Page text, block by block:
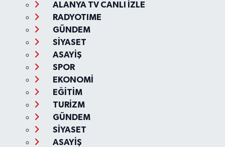
ALANYA TV CANLI İZLE
RADYOTIME
GÜNDEM
SİYASET
ASAYİŞ
SPOR
EKONOMİ
EĞİTİM
TURİZM
GÜNDEM
SİYASET
ASAYİŞ